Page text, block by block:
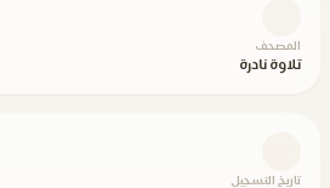
المصحف
تلاوة نادرة
تاريخ التسجيل